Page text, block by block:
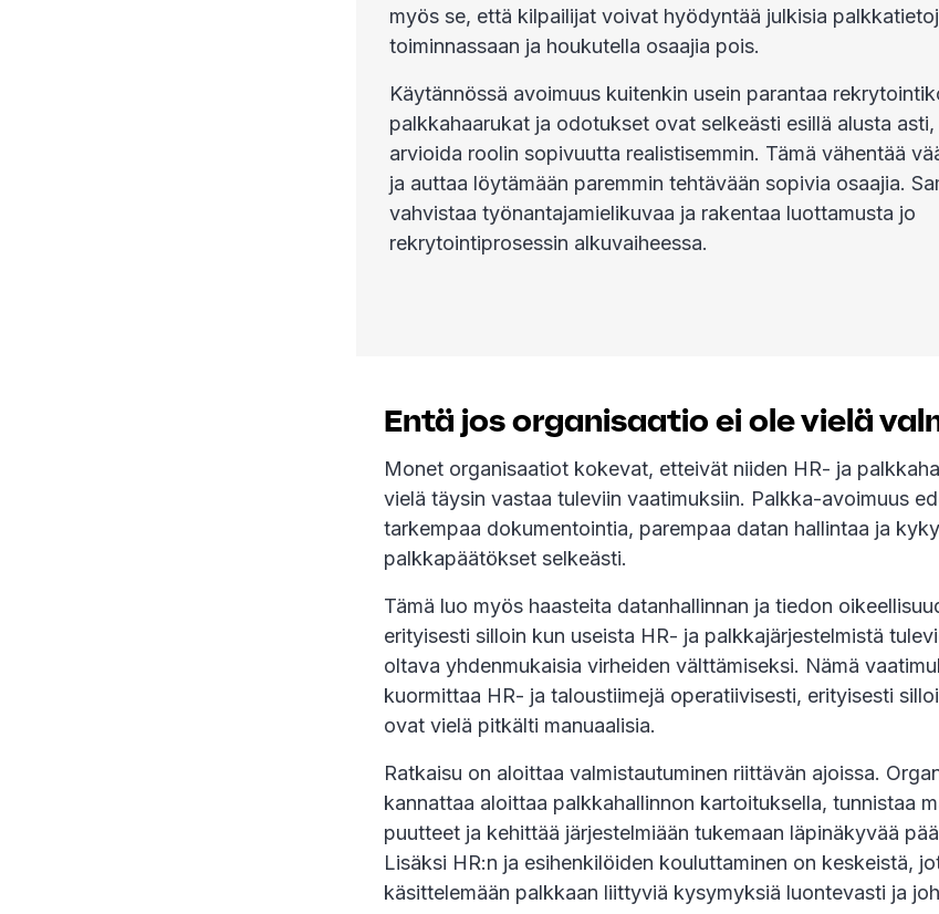
myös se, että kilpailijat voivat hyödyntää julkisia
toiminnassaan ja houkutella osaajia pois.
Käytännössä avoimuus kuitenkin usein parantaa
palkkahaarukat ja odotukset ovat selkeästi esillä alusta
arvioida roolin sopivuutta realistisemmin. Tämä vähentää
ja auttaa löytämään paremmin tehtävään sopivia osaajia.
vahvistaa työnantajamielikuvaa ja rakentaa luottamusta jo
rekrytointiprosessin alkuvaiheessa.
Entä jos organisaatio ei ole vielä
Monet organisaatiot kokevat, etteivät niiden HR- ja
vielä täysin vastaa tuleviin vaatimuksiin. Palkka-avoimuus
tarkempaa dokumentointia, parempaa datan hallintaa ja
palkkapäätökset selkeästi.
Tämä luo myös haasteita datanhallinnan ja tiedon
erityisesti silloin kun useista HR- ja palkkajärjestelmistä
oltava yhdenmukaisia virheiden välttämiseksi. Nämä
kuormittaa HR- ja taloustiimejä operatiivisesti, erityisesti
ovat vielä pitkälti manuaalisia.
Ratkaisu on aloittaa valmistautuminen riittävän ajoissa.
kannattaa aloittaa palkkahallinnon kartoituksella, tunnistaa
puutteet ja kehittää järjestelmiään tukemaan läpinäkyvää
Lisäksi HR:n ja esihenkilöiden kouluttaminen on keskeistä,
käsittelemään palkkaan liittyviä kysymyksiä luontevasti ja